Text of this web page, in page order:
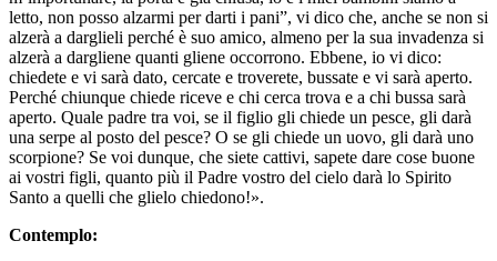
letto, non posso alzarmi per darti i pani”, vi dico che, anche se non si
alzerà a darglieli perché è suo amico, almeno per la sua invadenza si
alzerà a dargliene quanti gliene occorrono. Ebbene, io vi dico:
chiedete e vi sarà dato, cercate e troverete, bussate e vi sarà aperto.
Perché chiunque chiede riceve e chi cerca trova e a chi bussa sarà
aperto. Quale padre tra voi, se il figlio gli chiede un pesce, gli darà
una serpe al posto del pesce? O se gli chiede un uovo, gli darà uno
scorpione? Se voi dunque, che siete cattivi, sapete dare cose buone
ai vostri figli, quanto più il Padre vostro del cielo darà lo Spirito
Santo a quelli che glielo chiedono!».
Contemplo: